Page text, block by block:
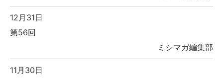
12月31日
第56回
ミシマガ編集部
11月30日